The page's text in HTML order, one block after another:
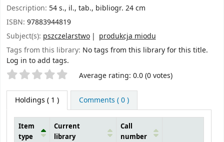
Description: 54 s., il., tab., bibliogr. 24 cm
ISBN: 97883944819
Subject(s): pszczelarstwo
produkcja miodu
Tags from this library: No tags from this library for this title.
Log in to add tags.
Star ratings Average rating: 0.0 (0 votes)
Holdings ( 1 ) Comments ( 0 )
Item
type
Current
library
Call
number